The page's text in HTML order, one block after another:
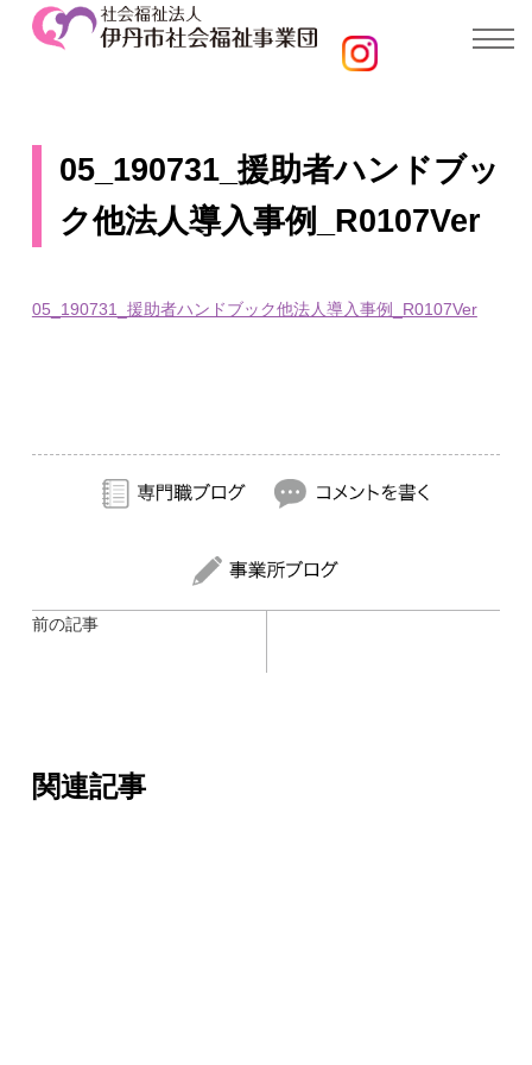
05_190731_援助者ハンドブッ
ク他法人導入事例_R0107Ver
05_190731_援助者ハンドブック他法人導入事例_R0107Ver
前の記事
関連記事